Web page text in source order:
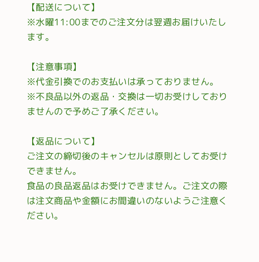
【配送について】
※水曜11:00までのご注文分は翌週お届けいたし
ます。
【注意事項】
※代金引換でのお支払いは承っておりません。
※不良品以外の返品・交換は一切お受けしており
ませんので予めご了承ください。
【返品について】
ご注文の締切後のキャンセルは原則としてお受け
できません。
食品の良品返品はお受けできません。ご注文の際
は注文商品や金額にお間違いのないようご注意く
ださい。